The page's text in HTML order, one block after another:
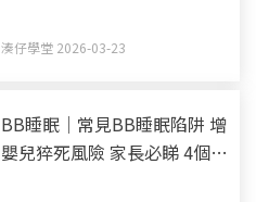
湊仔學堂 2026-03-23
BB睡眠｜常見BB睡眠陷阱 增
嬰兒猝死風險 家長必睇 4個